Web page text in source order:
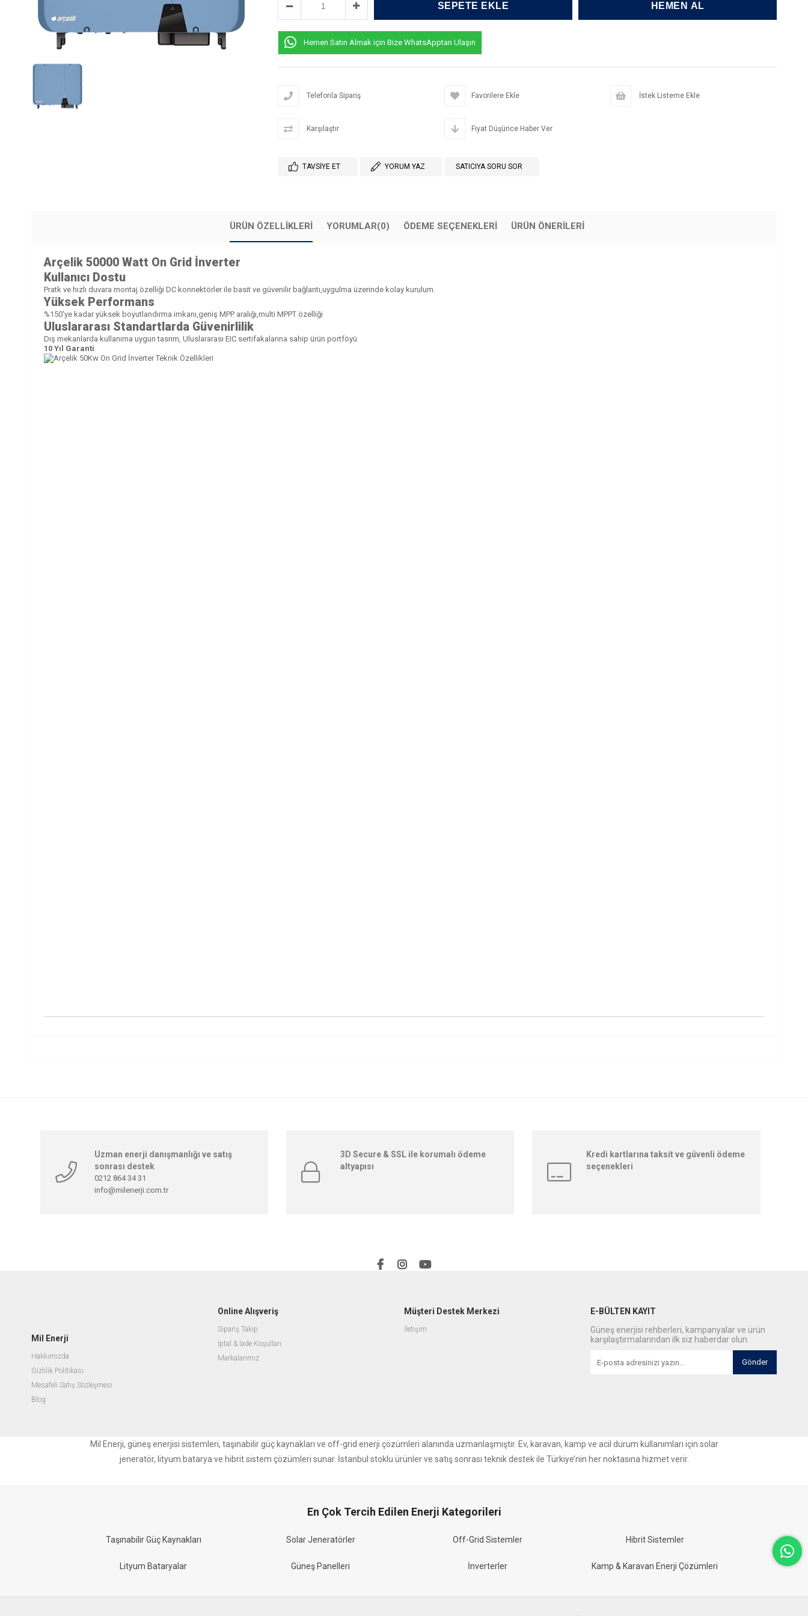
Hemen Satın Almak için Bize WhatsApptan Ulaşın
Telefonla Sipariş Favorilere Ekle İstek Listeme Ekle
Karşılaştır Fiyat Düşünce Haber Ver
TAVSIYE ET YORUM YAZ SATICIYA SORU SOR
ÜRÜN ÖZELLIKLERI YORUMLAR(0) ÖDEME SEÇENEKLERI ÜRÜN ÖNERILERI
Arçelik 50000 Watt On Grid İnverter
Kullanıcı Dostu
Pratk ve hızlı duvara montaj özelliği DC konnektörler ile basit ve güvenilir bağlantı,uygulma üzerinde kolay kurulum.
Yüksek Performans
%150'ye kadar yüksek boyutlandırma imkanı,geniş MPP aralığı,multi MPPT özelliği
Uluslararası Standartlarda Güvenirlilik
Dış mekanlarda kullanıma uygun tasrım, Uluslararası EIC sertifakalarına sahip ürün portföyü
10 Yıl Garanti
Uzman enerji danışmanlığı ve satış
sonrası destek
0212 864 34 31
info@milenerji.com.tr
3D Secure & SSL ile korumalı ödeme
altyapısı
Kredi kartlarına taksit ve güvenli ödeme
seçenekleri
Mil Enerji
Hakkımızda
Gizlilik Politikası
Mesafeli Satış Sözleşmesi
Blog
Online Alışveriş
Sipariş Takip
İptal & İade Koşulları
Markalarımız
Müşteri Destek Merkezi
İletişim
E-BÜLTEN KAYIT
Güneş enerjisi rehberleri, kampanyalar ve ürün
karşılaştırmalarından ilk siz haberdar olun.
Gönder
Mil Enerji, güneş enerjisi sistemleri, taşınabilir güç kaynakları ve off-grid enerji çözümleri alanında uzmanlaşmıştır. Ev, karavan, kamp ve acil durum kullanımları için solar
jeneratör, lityum batarya ve hibrit sistem çözümleri sunar. İstanbul stoklu ürünler ve satış sonrası teknik destek ile Türkiye’nin her noktasına hizmet verir.
En Çok Tercih Edilen Enerji Kategorileri
Taşınabilir Güç Kaynakları Solar Jeneratörler Off-Grid Sistemler Hibrit Sistemler
Lityum Bataryalar Güneş Panelleri İnverterler Kamp & Karavan Enerji Çözümleri